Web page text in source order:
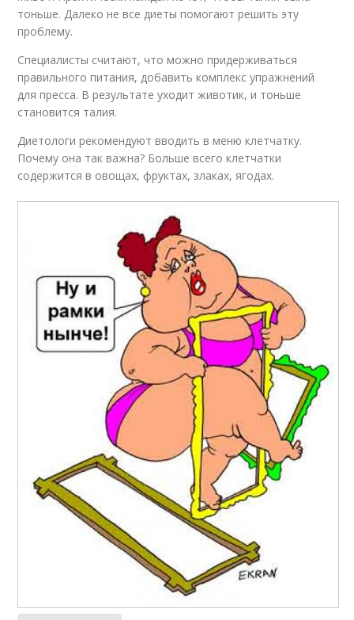
тоньше. Далеко не все диеты помогают решить эту
проблему.
Специалисты считают, что можно придерживаться
правильного питания, добавить комплекс упражнений
для пресса. В результате уходит животик, и тоньше
становится талия.
Диетологи рекомендуют вводить в меню клетчатку.
Почему она так важна? Больше всего клетчатки
содержится в овощах, фруктах, злаках, ягодах.